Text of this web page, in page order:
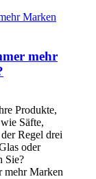
mehr
Produkte,
Säfte,
Regel drei
oder
Sie?
mehr Marken